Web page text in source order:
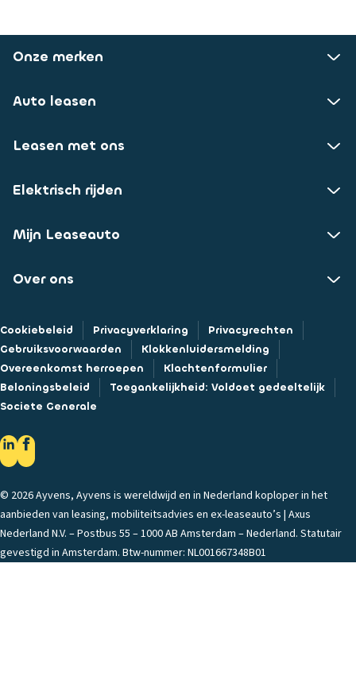
Onze merken
Auto leasen
Leasen met ons
Elektrisch rijden
Mijn Leaseauto
Over ons
Cookiebeleid Privacyverklaring
Privacyrechten
Gebruiksvoorwaarden
Klokkenluidersmelding
Overeenkomst herroepen
Klachtenformulier
Beloningsbeleid
Toegankelijkheid: Voldoet gedeeltelijk
Societe Generale
© 2026 Ayvens, Ayvens is wereldwijd en in Nederland koploper in het
aanbieden van leasing, mobiliteitsadvies en ex-leaseauto’s | Axus
Nederland N.V. – Postbus 55 – 1000 AB Amsterdam – Nederland. Statutair
gevestigd in Amsterdam. Btw-nummer: NL001667348B01